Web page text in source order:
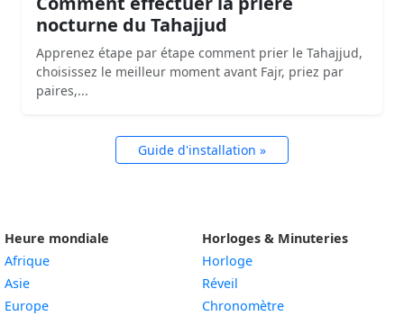
nocturne du Tahajjud
Apprenez étape par étape comment prier le Tahajjud,
choisissez le meilleur moment avant Fajr, priez par
paires,...
Guide d'installation »
Heure mondiale
Afrique
Asie
Europe
Horloges & Minuteries
Horloge
Réveil
Chronomètre